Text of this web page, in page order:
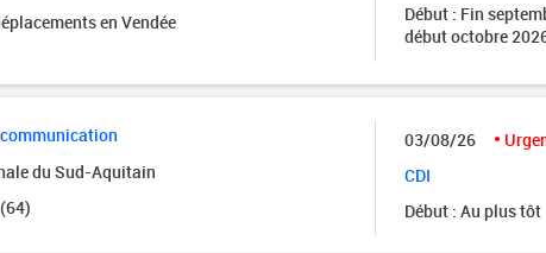
en Vendée
Début : Fin
début octobre
du Sud-Aquitain
03/08/26
CDI
Début : Au plus tôt